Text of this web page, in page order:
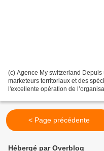
(c) Agence My switzerland
marketeurs territoriaux et des
l'excellente opération de
< Page précédente
Hébergé par Overblog